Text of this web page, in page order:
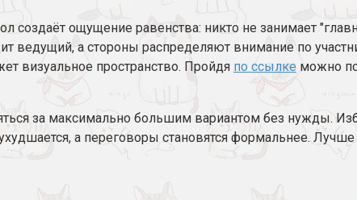
ощущение равенства: никто не занимает
ведущий, а стороны распределяют внимание по
визуальное пространство. Пройдя по ссылке можно
за максимально большим вариантом без нужды.
а переговоры становятся формальнее.